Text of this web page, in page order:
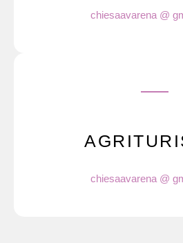
chiesaavarena @
chiesaavarena @